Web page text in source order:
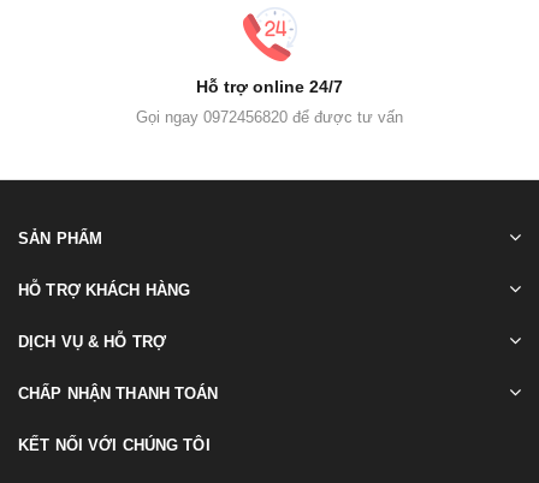
Hỗ trợ online 24/7
Gọi ngay 0972456820 để được tư vấn
SẢN PHẨM
HỖ TRỢ KHÁCH HÀNG
DỊCH VỤ & HỖ TRỢ
CHẤP NHẬN THANH TOÁN
KẾT NỐI VỚI CHÚNG TÔI